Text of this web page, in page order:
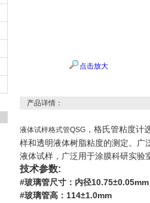
点击放大
产品详情：
液体试样格式管QSG ，格氏管粘度计
样和透明液体树脂粘度的测定。广
液体试样，广泛用于涂膜科研实验
技术参数:
#玻璃管尺寸：内径10.75±0.05mm
#玻璃管高：114±1.0mm